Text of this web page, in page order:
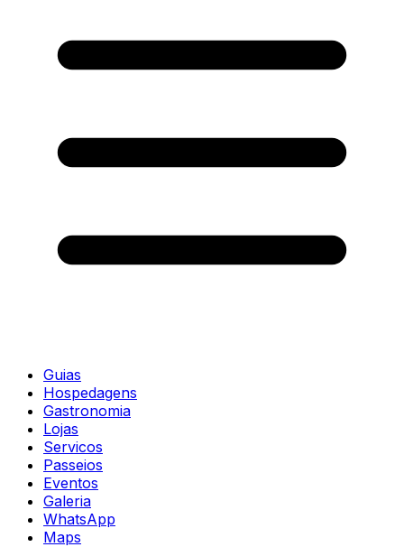
Guias
Hospedagens
Gastronomia
Lojas
Servicos
Passeios
Eventos
Galeria
WhatsApp
Maps